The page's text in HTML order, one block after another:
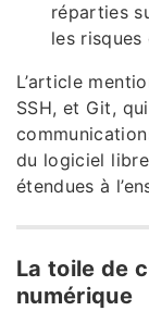
réparties
les
L’article
SSH, et Git,
du logiciel
étendues à
La toile de
numérique